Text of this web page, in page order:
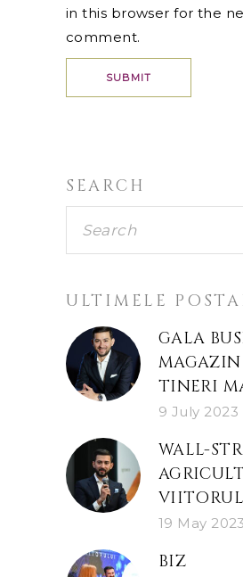
in this browser for the
comment.
SEARCH
ULTIMELE
GALA
MAGAZIN
TINERI
9 July 2023
WALL-
19 May 2023
BIZ